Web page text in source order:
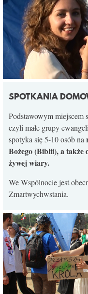
SPOTKANIA
Podstawowym miejscem
czyli małe grupy
spotyka się 5-10 osób na
Bożego (Biblii), a także
żywej wiary.
We Wspólnocie jest
Zmartwychwstania.